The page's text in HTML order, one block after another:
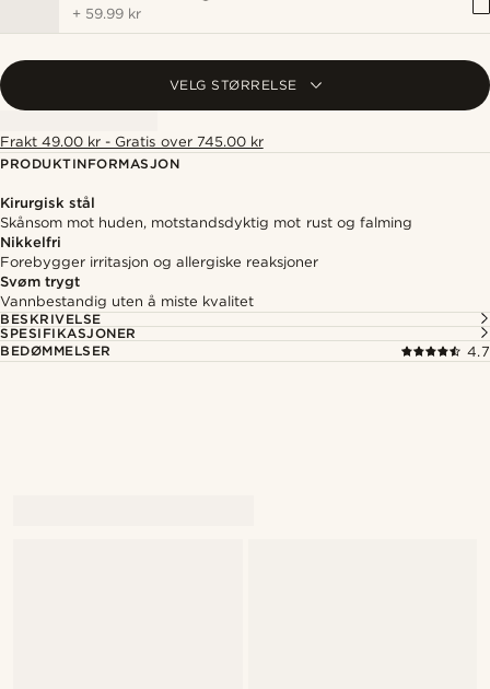
+ 59.99 kr
VELG STØRRELSE
Frakt 49.00 kr - Gratis over 745.00 kr
PRODUKTINFORMASJON
Kirurgisk stål
Skånsom mot huden, motstandsdyktig mot rust og falming
Nikkelfri
Forebygger irritasjon og allergiske reaksjoner
Svøm trygt
Vannbestandig uten å miste kvalitet
BESKRIVELSE
SPESIFIKASJONER
BEDØMMELSER
4.7